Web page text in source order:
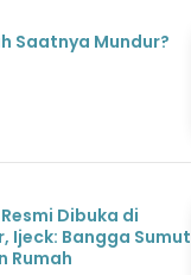
Saatnya Mundur?
Dibuka di
Ijeck: Bangga Sumut
Rumah